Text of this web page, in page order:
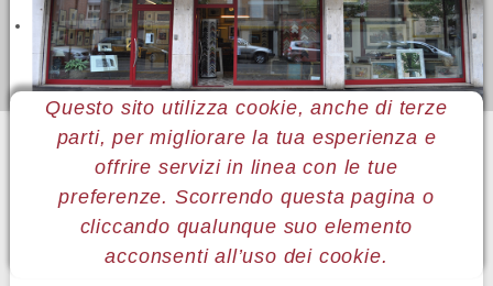
Questo sito utilizza cookie, anche di terze
parti, per migliorare la tua esperienza e
offrire servizi in linea con le tue
preferenze. Scorrendo questa pagina o
cliccando qualunque suo elemento
acconsenti all’uso dei cookie.
Sei qui: Home Le mostre Mostre 2010
Non ci sono articoli in questa categoria. Se si visualizzano le
sottocategorie, dovrebbero contenere degli articoli.